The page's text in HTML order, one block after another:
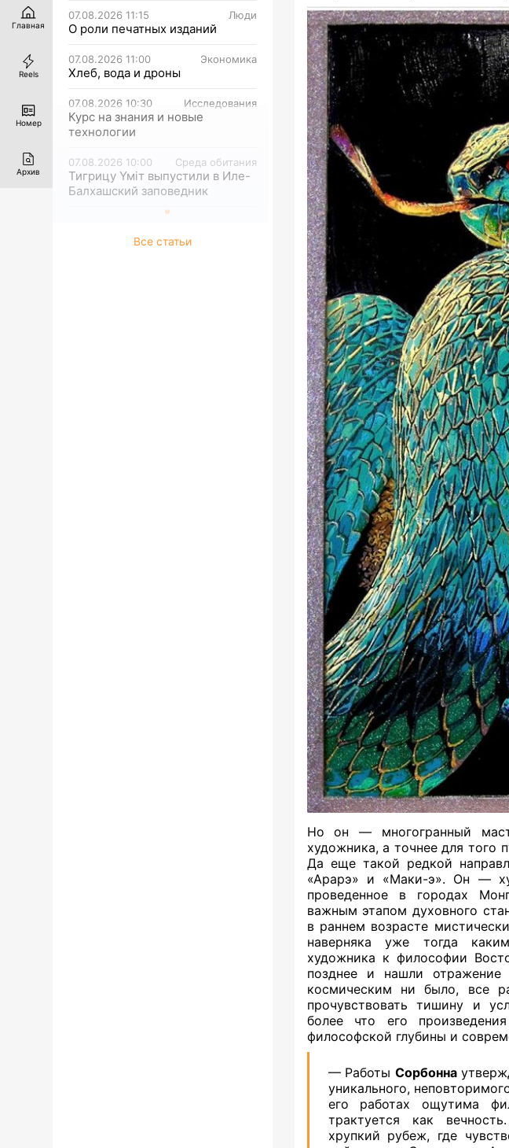
07.08.2026 11:15 Люди
О роли печатных изданий
07.08.2026 11:00 Экономика
Хлеб, вода и дроны
07.08.2026 10:30 Исследования
Курс на знания и новые
технологии
07.08.2026 10:00 Среда обитания
Тигрицу Үміт выпустили в Иле-
Балхашский заповедник
Все статьи
Но он — многогранный
художника, а точнее для того
Да еще такой редкой
«Арарэ» и «Маки-э». Он —
проведенное в городах
важным этапом духовного
в раннем возрасте
наверняка уже тогда
художника к философии
позднее и нашли
космическим ни было, все
прочувствовать тишину и
более что его
философской глубины и
— Работы Сорбонна
уникального,
его работах ощутима
трактуется как
хрупкий рубеж, где
Главная
Reels
Номер
Архив